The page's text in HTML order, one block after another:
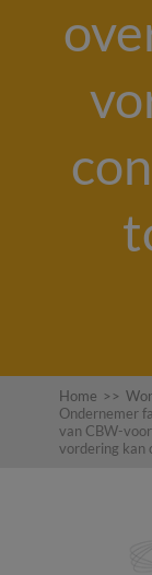
Home >>
Ondernemer
van CBW-
vordering kan